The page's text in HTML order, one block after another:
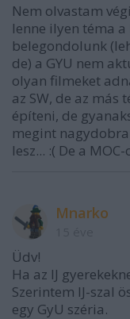
Nem olvastam
lenne ilyen téma a
belegondolunk
de) a GYU nem
olyan filmeket
az SW, de az más
építeni, de
megint
lesz... :( De a
Mnarko
Üdv!
Ha az IJ
Szerintem IJ-szal
egy GyU széria.